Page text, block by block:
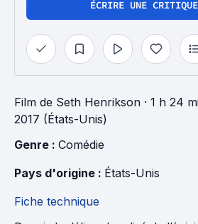
ÉCRIRE UNE CRITIQUE
Film de Seth Henrikson · 1 h 24
2017 (États-Unis)
Genre : Comédie
Pays d'origine : États-Unis
Fiche technique